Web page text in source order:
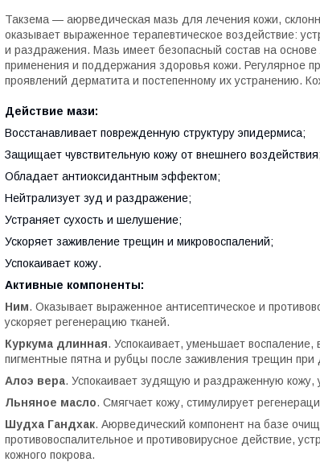
Такзема — аюрведическая мазь для лечения кожи,
оказывает выраженное терапевтическое воздействие:
и раздражения. Мазь имеет безопасный состав на
применения и поддержания здоровья кожи. Регулярное
проявлений дерматита и постепенному их устранению.
Действие мази:
Восстанавливает поврежденную структуру эпидермиса;
Защищает чувствительную кожу от внешнего воздействия;
Обладает антиоксидантным эффектом;
Нейтрализует зуд и раздражение;
Устраняет сухость и шелушение;
Ускоряет заживление трещин и микровоспалений;
Успокаивает кожу.
Активные компоненты:
Ним. Оказывает выраженное антисептическое и
ускоряет регенерацию тканей.
Куркума длинная. Успокаивает, уменьшает воспаление,
пигментные пятна и рубцы после заживления трещин при
Алоэ вера. Успокаивает зудящую и раздраженную кожу,
Льняное масло. Смягчает кожу, стимулирует
Шудха Гандхак. Аюрведический компонент на базе
противовоспалительное и противовирусное действие,
кожного покрова.